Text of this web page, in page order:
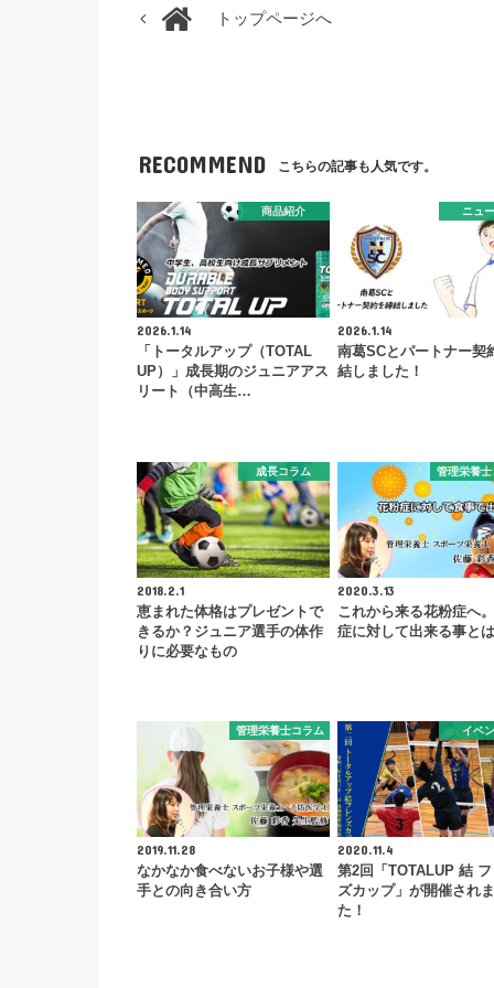
トップページへ
RECOMMEND こちらの記事も人気です。
商品紹介
2026.1.14
「トータルアップ（TOTAL
UP）」成長期のジュニアアス
リート（中高生…
ニュ
2026.1.14
南葛SCとパートナー契
結しました！
成長コラム
2018.2.1
恵まれた体格はプレゼントで
きるか？ジュニア選手の体作
りに必要なもの
管理栄養士
2020.3.13
これから来る花粉症へ
症に対して出来る事とは
管理栄養士コラム
2019.11.28
なかなか食べないお子様や選
手との向き合い方
イベ
2020.11.4
第2回「TOTALUP 結
ズカップ」が開催され
た！